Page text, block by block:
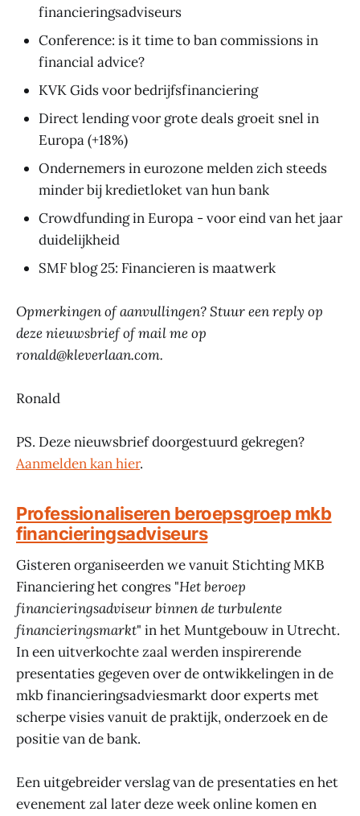
financieringsadviseurs
Conference: is it time to ban commissions in
financial advice?
KVK Gids voor bedrijfsfinanciering
Direct lending voor grote deals groeit snel in
Europa (+18%)
Ondernemers in eurozone melden zich steeds
minder bij kredietloket van hun bank
Crowdfunding in Europa - voor eind van het jaar
duidelijkheid
SMF blog 25: Financieren is maatwerk
Opmerkingen of aanvullingen? Stuur een reply op
deze nieuwsbrief of mail me op
ronald@kleverlaan.com.
Ronald
PS. Deze nieuwsbrief doorgestuurd gekregen?
Aanmelden kan hier.
Professionaliseren beroepsgroep mkb
financieringsadviseurs
Gisteren organiseerden we vanuit Stichting MKB
Financiering het congres "Het beroep
financieringsadviseur binnen de turbulente
financieringsmarkt" in het Muntgebouw in Utrecht.
In een uitverkochte zaal werden inspirerende
presentaties gegeven over de ontwikkelingen in de
mkb financieringsadviesmarkt door experts met
scherpe visies vanuit de praktijk, onderzoek en de
positie van de bank.
Een uitgebreider verslag van de presentaties en het
evenement zal later deze week online komen en